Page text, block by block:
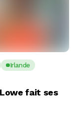
Irlande
fait ses